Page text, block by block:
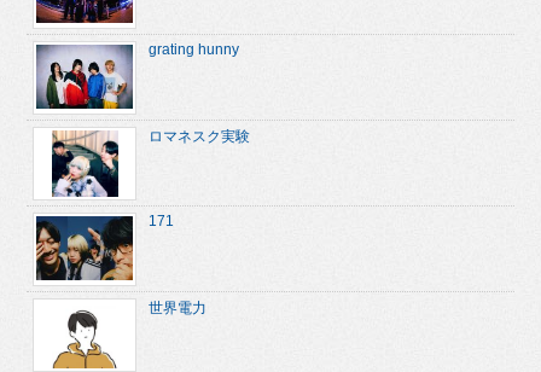
grating hunny
ロマネスク実験
171
世界電力